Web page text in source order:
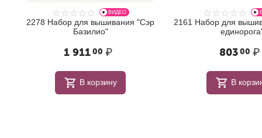
ВИДЕО
2278 Набор для вышивания "Сэр
Базилио"
1 91100 ₽
В корзину
2161 Набор для
80300 ₽
В